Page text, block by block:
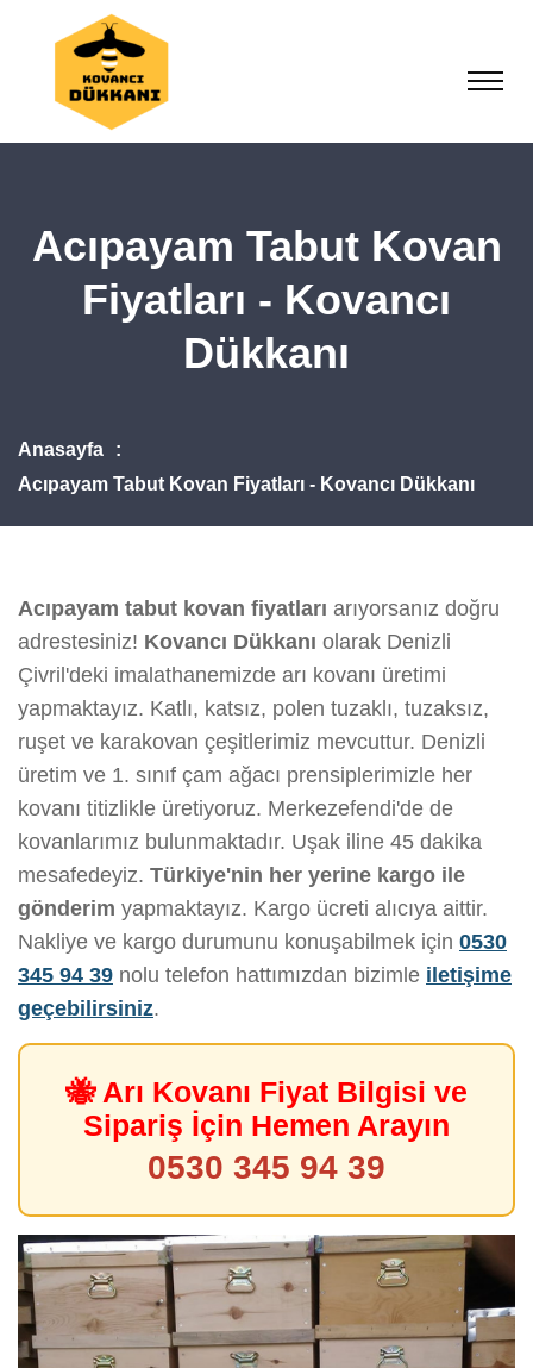
Acıpayam Tabut Kovan
Fiyatları - Kovancı
Dükkanı
Anasayfa
Acıpayam Tabut Kovan Fiyatları - Kovancı Dükkanı
Acıpayam tabut kovan fiyatları arıyorsanız doğru
adrestesiniz! Kovancı Dükkanı olarak Denizli
Çivril'deki imalathanemizde arı kovanı üretimi
yapmaktayız. Katlı, katsız, polen tuzaklı, tuzaksız,
ruşet ve karakovan çeşitlerimiz mevcuttur. Denizli
üretim ve 1. sınıf çam ağacı prensiplerimizle her
kovanı titizlikle üretiyoruz. Merkezefendi'de de
kovanlarımız bulunmaktadır. Uşak iline 45 dakika
mesafedeyiz. Türkiye'nin her yerine kargo ile
gönderim yapmaktayız. Kargo ücreti alıcıya aittir.
Nakliye ve kargo durumunu konuşabilmek için 0530
345 94 39 nolu telefon hattımızdan bizimle iletişime
geçebilirsiniz.
🐝 Arı Kovanı Fiyat Bilgisi ve
Sipariş İçin Hemen Arayın
0530 345 94 39